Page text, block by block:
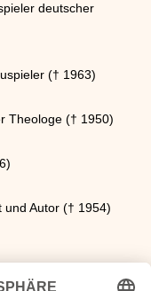
deutscher
(† 1963)
Theologe († 1950)
und Autor († 1954)